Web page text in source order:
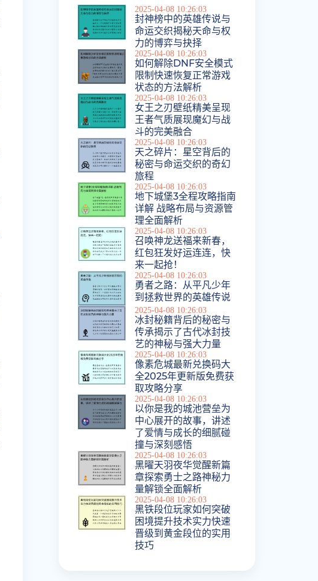
2025-04-08 10:26:03
封神榜中的英雄传说与
命运交织揭秘天命与权
力的博弈与抉择
2025-04-08 10:26:03
如何解除DNF安全模式
限制快速恢复正常游戏
状态的方法解析
2025-04-08 10:26:03
女王之刃壁纸精美呈现
王者气质展现魔幻与战
斗的完美融合
2025-04-08 10:26:03
天之碎片：星空背后的
秘密与命运交织的奇幻
旅程
2025-04-08 10:26:03
地下城堡3全程攻略指南
详解 战略布局与资源管
理全面解析
2025-04-08 10:26:03
召唤神龙送福来新春，
红包狂发好运连连，快
来一起抢！
2025-04-08 10:26:03
勇者之路：从平凡少年
到拯救世界的英雄传说
2025-04-08 10:26:03
冰封秘籍背后的秘密与
传承揭示了古代冰封技
艺的神秘与强大力量
2025-04-08 10:26:03
像素危城最新兑换码大
全2025年更新版免费获
取攻略分享
2025-04-08 10:26:03
以你是我的城池营垒为
中心展开的故事，讲述
了爱情与成长的细腻碰
撞与深刻感悟
2025-04-08 10:26:03
黑曜天羽夜华觉醒新篇
章探索勇士之路神秘力
量解锁全面解析
2025-04-08 10:26:03
黑铁段位玩家如何突破
困境提升技术实力快速
晋级到黄金段位的实用
技巧